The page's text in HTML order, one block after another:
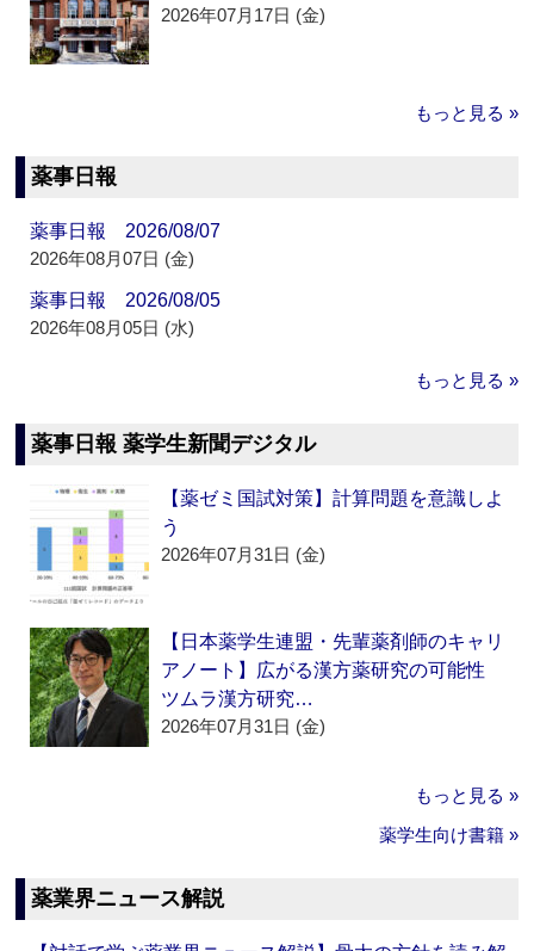
2026年07月17日 (金)
もっと見る »
薬事日報
薬事日報 2026/08/07
2026年08月07日 (金)
薬事日報 2026/08/05
2026年08月05日 (水)
もっと見る »
薬事日報 薬学生新聞デジタル
【薬ゼミ国試対策】計算問題を意識しよ
う
2026年07月31日 (金)
【日本薬学生連盟・先輩薬剤師のキャリ
アノート】広がる漢方薬研究の可能性
ツムラ漢方研究…
2026年07月31日 (金)
もっと見る »
薬学生向け書籍 »
薬業界ニュース解説